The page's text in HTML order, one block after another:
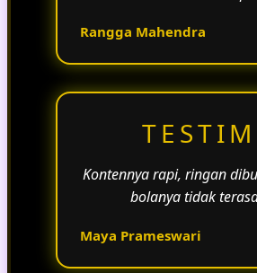
Rangga Mahendra
Kontennya rapi, ringan
bolanya tidak
Maya Prameswari